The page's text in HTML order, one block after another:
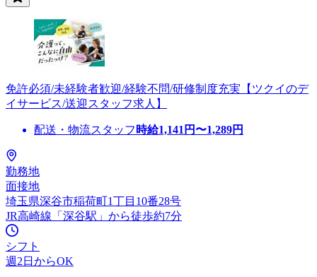
免許必須/未経験者歓迎/経験不問/研修制度充実【ツクイのデ
イサービス/送迎スタッフ求人】
配送・物流スタッフ 時給1,141 円〜1,289円
勤務地
面接地
埼玉県深谷市稲荷町1丁目10番28号
JR高崎線「深谷駅」から徒歩約7分
シフト
週2日からOK